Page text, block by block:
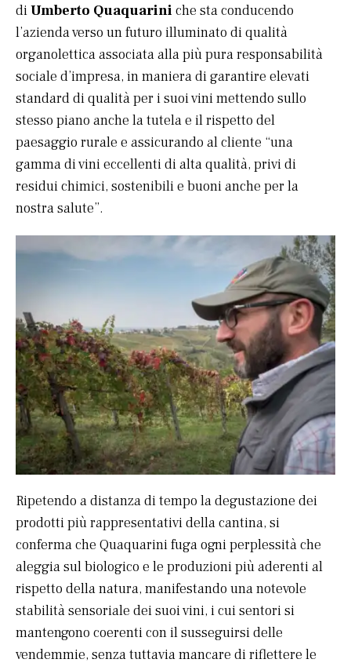
diUmberto Quaquarini che sta conducendo
l’azienda verso un futuro illuminato di qualità
organolettica associata alla più pura responsabilità
sociale d’impresa, in maniera di garantire elevati
standard di qualità per i suoi vini mettendo sullo
stesso piano anche la tutela e il rispetto del
paesaggio rurale e assicurando al cliente “una
gamma di vini eccellenti di alta qualità, privi di
residui chimici, sostenibili e buoni anche per la
nostra salute”.
Ripetendo a distanza di tempo la degustazione dei
prodotti più rappresentativi della cantina, si
conferma che Quaquarini fuga ogni perplessità che
aleggia sul biologico e le produzioni più aderenti al
rispetto della natura, manifestando una notevole
stabilità sensoriale dei suoi vini, i cui sentori si
mantengono coerenti con il susseguirsi delle
vendemmie, senza tuttavia mancare di riflettere le